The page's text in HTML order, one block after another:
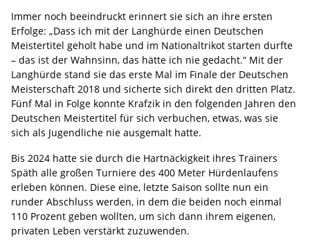
Immer noch beeindruckt erinnert sie sich an ihre ersten
Erfolge: „Dass ich mit der Langhürde einen Deutschen
Meistertitel geholt habe und im Nationaltrikot starten durfte
– das ist der Wahnsinn, das hätte ich nie gedacht.“ Mit der
Langhürde stand sie das erste Mal im Finale der Deutschen
Meisterschaft 2018 und sicherte sich direkt den dritten Platz.
Fünf Mal in Folge konnte Krafzik in den folgenden Jahren den
Deutschen Meistertitel für sich verbuchen, etwas, was sie
sich als Jugendliche nie ausgemalt hatte.
Bis 2024 hatte sie durch die Hartnäckigkeit ihres Trainers
Späth alle großen Turniere des 400 Meter Hürdenlaufens
erleben können. Diese eine, letzte Saison sollte nun ein
runder Abschluss werden, in dem die beiden noch einmal
110 Prozent geben wollten, um sich dann ihrem eigenen,
privaten Leben verstärkt zuzuwenden.